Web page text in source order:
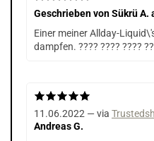
Geschrieben vonSükrü A.
Einer meiner Allday-
dampfen. ???? ???? ????
11.06.2022 — via
Andreas G.